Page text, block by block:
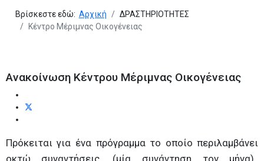
Βρίσκεστε εδώ: Αρχική
ΔΡΑΣΤΗΡΙΟΤΗΤΕΣ
Κέντρο Μέριμνας Οικογένειας
Ανακοίνωση Κέντρου Μέριμνας Οικογένειας
Πρόκειται για ένα πρόγραμμα το οποίο περιλαμβάνει